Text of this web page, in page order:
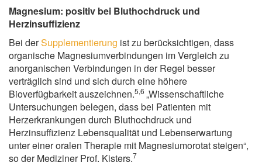
Magnesium: positiv bei Bluthochdruck und
Herzinsuffizienz
Bei derSupplementierung ist zu berücksichtigen, dass
organische Magnesiumverbindungen im Vergleich zu
anorganischen Verbindungen in der Regel besser
verträglich sind und sich durch eine höhere
Bioverfügbarkeit auszeichnen.5,6 „Wissenschaftliche
Untersuchungen belegen, dass bei Patienten mit
Herzerkrankungen durch Bluthochdruck und
Herzinsuffizienz Lebensqualität und Lebenserwartung
unter einer oralen Therapie mit Magnesiumorotat steigen“,
so der Mediziner Prof. Kisters.7